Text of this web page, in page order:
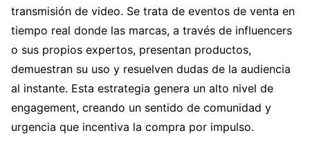
transmisión de video. Se trata de eventos de venta en
tiempo real donde las marcas, a través de influencers
o sus propios expertos, presentan productos,
demuestran su uso y resuelven dudas de la audiencia
al instante. Esta estrategia genera un alto nivel de
engagement, creando un sentido de comunidad y
urgencia que incentiva la compra por impulso.